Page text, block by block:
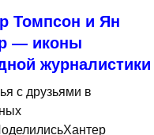
Томпсон и Ян
— иконы
журналистики
с друзьями в